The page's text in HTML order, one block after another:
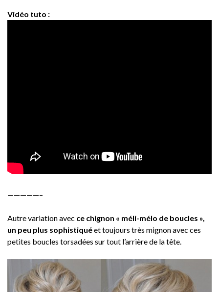
Vidéo tuto :
—————–
Autre variation avec ce chignon « méli-mélo de boucles »,
un peu plus sophistiquéet toujours très mignon avec ces
petites boucles torsadées sur tout l’arrière de la tête.